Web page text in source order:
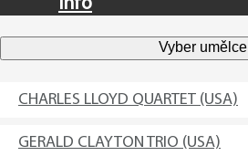
Info
Vyber umělce
CHARLES LLOYD QUARTET (USA)
GERALD CLAYTON TRIO (USA)